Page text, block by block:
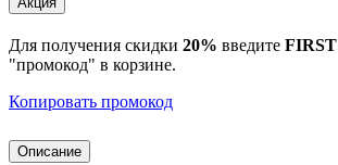
Для получения скидки 20% введите FIRST
"промокод" в корзине.
Копировать промокод
Описание